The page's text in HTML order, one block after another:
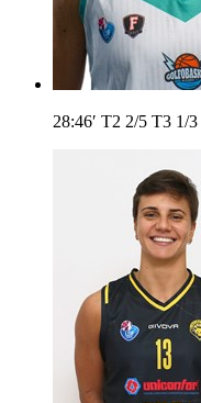
28:46′ T2 2/5 T3 1/3